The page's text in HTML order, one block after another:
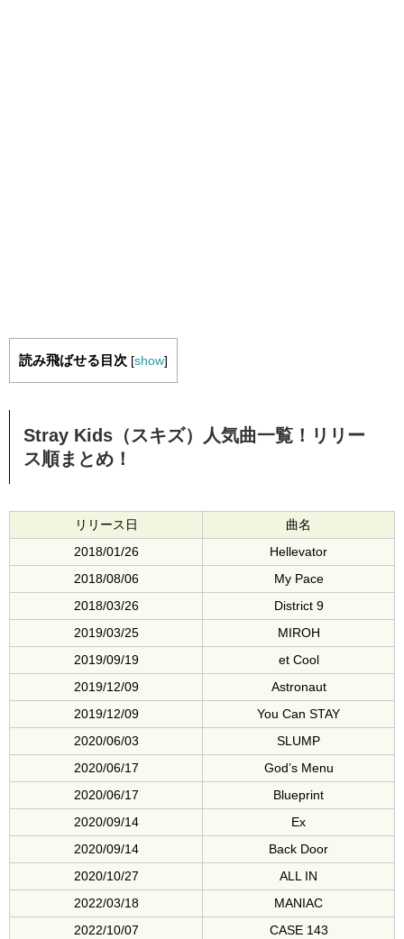
読み飛ばせる目次 [show]
Stray Kids（スキズ）人気曲一覧！リリー
ス順まとめ！
リリース日
曲名
2018/01/26
Hellevator
2018/08/06
My Pace
2018/03/26
District 9
2019/03/25
MIROH
2019/09/19
et Cool
2019/12/09
Astronaut
2019/12/09
You Can STAY
2020/06/03
SLUMP
2020/06/17
God’s Menu
2020/06/17
Blueprint
2020/09/14
Ex
2020/09/14
Back Door
2020/10/27
ALL IN
2022/03/18
MANIAC
2022/10/07
CASE 143